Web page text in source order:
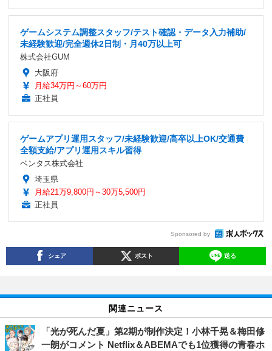
ゲームシステム調整スタッフ/テスト確認・データ入力補助/
未経験歓迎/完全週休2日制・月40万以上可
株式会社GUM
大阪府
月給34万円～60万円
正社員
ゲームアプリ運用スタッフ/未経験歓迎/高卒以上OK/交通費
全額支給/アプリ運用スキル習得
ベンタス株式会社
埼玉県
月給21万9,800円～30万5,500円
正社員
Sponsored by
シェア ポスト 送る
関連ニュース
「光が死んだ夏」第2期が制作決定！小林千晃＆梅田修
一朗がコメント Netflix＆ABEMAでも1位獲得の青春ホ